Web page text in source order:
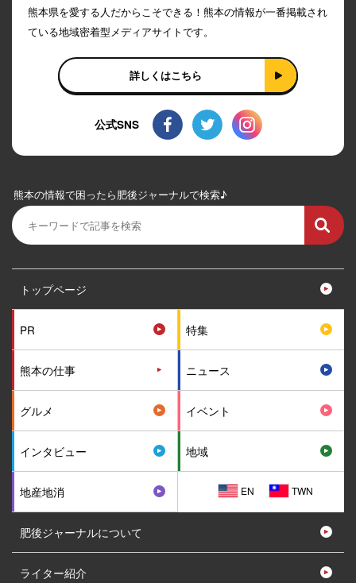
熊本県を愛する人だからこそできる！熊本の情報が一番掲載され
ている地域密着型メディアサイトです。
詳しくはこちら
公式SNS
熊本の情報で困ったら肥後ジャーナルで検索♪
トップページ
PR 特集
熊本の仕事 ニュース
グルメ イベント
インタビュー 地域
地産地消 EN TWN
肥後ジャーナルについて
ライター紹介